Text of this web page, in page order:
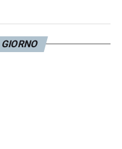
Italia. Potrà
questo modo».